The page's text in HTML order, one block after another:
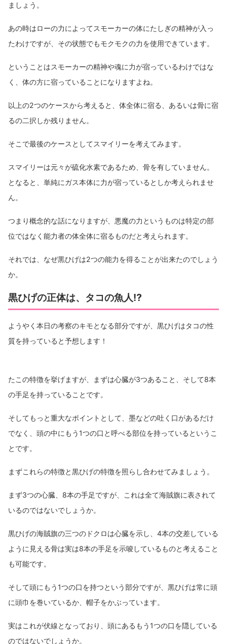
ましょう。
あの時はローの力によってスモーカーの体にたしぎの精神が入っ
たわけですが、その状態でもモクモクの力を使用できています。
ということはスモーカーの精神や魂に力が宿っているわけではな
く、体の方に宿っていることになりますよね。
以上の2つのケースから考えると、体全体に宿る、あるいは骨に宿
るの二択しか残りません。
そこで最後のケースとしてスマイリーを考えてみます。
スマイリーは元々が硫化水素であるため、骨を有していません。
となると、単純にガス本体に力が宿っているとしか考えられませ
ん。
つまり概念的な話になりますが、悪魔の力というものは特定の部
位ではなく能力者の体全体に宿るものだと考えられます。
それでは、なぜ黒ひげは2つの能力を得ることが出来たのでしょう
か。
黒ひげの正体は、タコの魚人⁉︎
ようやく本日の考察のキモとなる部分ですが、黒ひげはタコの性
質を持っていると予想します！
たこの特徴を挙げますが、まずは心臓が3つあること、そして8本
の手足を持っていることです。
そしてもっと重大なポイントとして、墨などの吐く口があるだけ
でなく、頭の中にもう1つの口と呼べる部位を持っているというこ
とです。
まずこれらの特徴と黒ひげの特徴を照らし合わせてみましょう。
まず3つの心臓、8本の手足ですが、これは全て海賊旗に表されて
いるのではないでしょうか。
黒ひげの海賊旗の三つのドクロは心臓を示し、4本の交差している
ように見える骨は実は8本の手足を示唆しているものと考えること
も可能です。
そして頭にもう1つの口を持つという部分ですが、黒ひげは常に頭
に頭巾を巻いているか、帽子をかぶっています。
実はこれが伏線となっており、頭にあるもう1つの口を隠している
のではないでしょうか。